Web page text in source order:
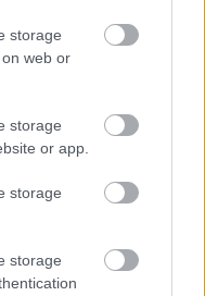
storage
web or
storage
or app.
storage
storage